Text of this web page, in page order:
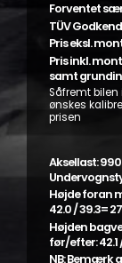
Forventet
TÜV
Pris eksl.
Pris inkl.
samt
Såfremt bilen
ønskes
prisen
Aksellast:
Højde foran
42.0 / 39.3=
Højden
før/efter: 42.1
NB: Bemærk